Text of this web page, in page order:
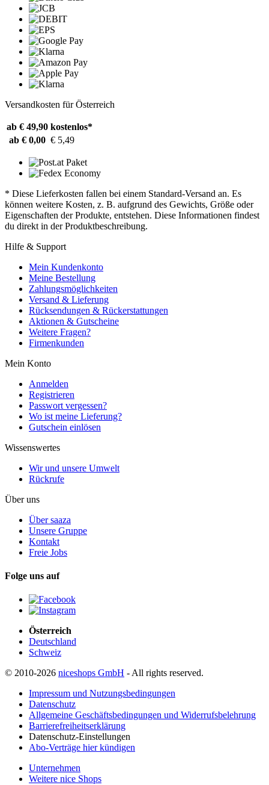
Versandkosten für Österreich
ab € 49,90 kostenlos*
ab € 0,00 € 5,49
* Diese Lieferkosten fallen bei einem Standard-Versand an. Es
können weitere Kosten, z. B. aufgrund des Gewichts, Größe oder
Eigenschaften der Produkte, entstehen. Diese Informationen findest
du direkt in der Produktbeschreibung.
Hilfe & Support
Mein Kundenkonto
Meine Bestellung
Zahlungsmöglichkeiten
Versand & Lieferung
Rücksendungen & Rückerstattungen
Aktionen & Gutscheine
Weitere Fragen?
Firmenkunden
Mein Konto
Anmelden
Registrieren
Passwort vergessen?
Wo ist meine Lieferung?
Gutschein einlösen
Wissenswertes
Wir und unsere Umwelt
Rückrufe
Über uns
Über saaza
Unsere Gruppe
Kontakt
Freie Jobs
Folge uns auf
Österreich
Deutschland
Schweiz
© 2010-2026 niceshops GmbH - All rights reserved.
Impressum und Nutzungsbedingungen
Datenschutz
Allgemeine Geschäftsbedingungen und Widerrufsbelehrung
Barrierefreiheitserklärung
Datenschutz-Einstellungen
Abo-Verträge hier kündigen
Unternehmen
Weitere nice Shops